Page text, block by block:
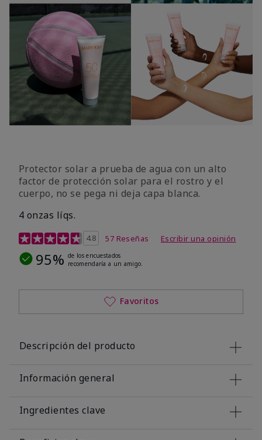
Protector solar a prueba de agua con un alto
factor de protección solar para el rostro y el
cuerpo, no se pega ni deja capa blanca.
4 onzas líqs.
Calificación de clientes de 4,2 de 5
4.8 57 Reseñas Escribir una opinión
95% de los encuestados
recomendaría a un amigo.
Favoritos
Descripción del producto
Información general
Ingredientes clave